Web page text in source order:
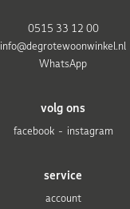
service
account
volg ons
facebook
instagram
0515 33 12 00
info@degrotewoonwinkel.nl
WhatsApp